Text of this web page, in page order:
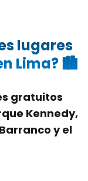
lugares
Lima? 🏙️
gratuitos
Kennedy,
y el